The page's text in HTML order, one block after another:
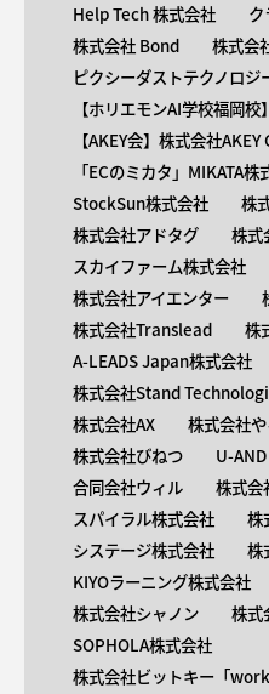
Help Tech 株式会社
株式会社 Bond
株式会
ピクシーダストテクノロジ
【ホリエモンAI学校福岡
【AKEY会】株式会社
「ECのミカタ」MIKATA株
StockSun株式会社
株
株式会社アドタグ
株
スカイファーム株式会社
株式会社アイエンター
株式会社Translead
株
A-LEADS Japan株式会社
株式会社Stand
株式会社AX
株式会社
株式会社びねつ
U-AND
合同会社ウィル
株式会
スパイラル株式会社
株
システージ株式会社
株
KIYOラーニング株式会社
株式会社シャノン
株式
SOPHOLA株式会社
株式会社ビットキー「